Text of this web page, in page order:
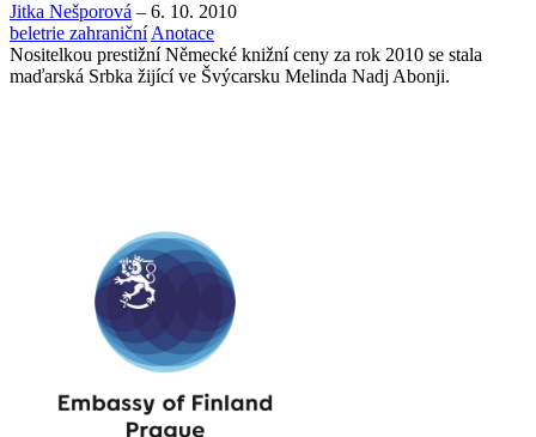
Jitka Nešporová – 6. 10. 2010
beletrie zahraniční Anotace
Nositelkou prestižní Německé knižní ceny za rok 2010 se stala
maďarská Srbka žijící ve Švýcarsku Melinda Nadj Abonji.